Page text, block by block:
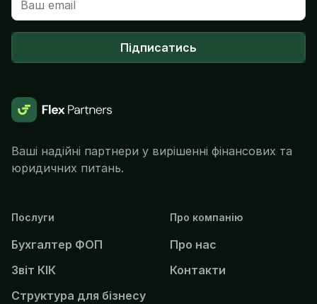
Підписатись
Ваші надійні партнери у вирішенні фінансових та
юридичних питань.
Послуги
Бухгалтер ФОП
Звіт КІК
Структура для бізнесу
Про компанію
Про нас
Контакти